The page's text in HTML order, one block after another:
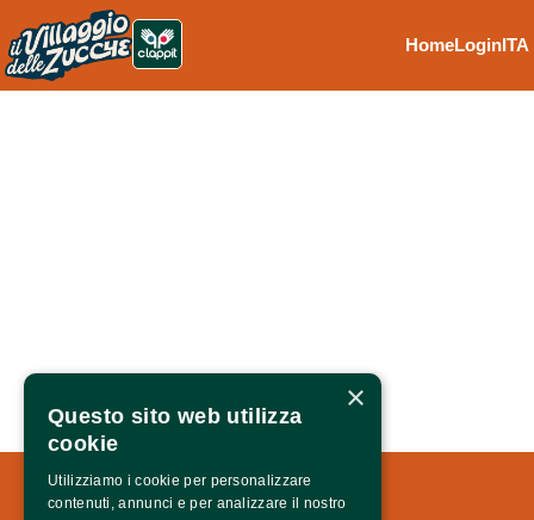
HomeLoginITA
Azienda Agricola Manni
×
Questo sito web utilizza
cookie
Utilizziamo i cookie per personalizzare
contenuti, annunci e per analizzare il nostro